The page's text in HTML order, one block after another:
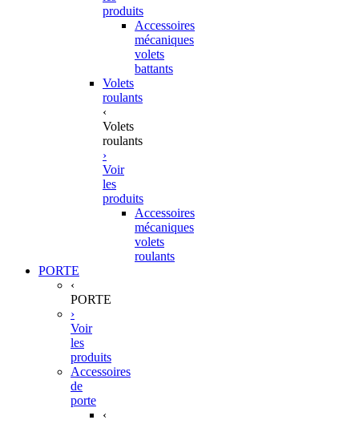
produits
Accessoires
mécaniques
volets
battants
Volets
roulants
‹
Volets
roulants
›
Voir
les
produits
Accessoires
mécaniques
volets
roulants
PORTE
‹
PORTE
›
Voir
les
produits
Accessoires
de
porte
‹